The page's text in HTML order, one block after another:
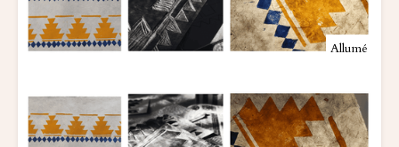
Allumé